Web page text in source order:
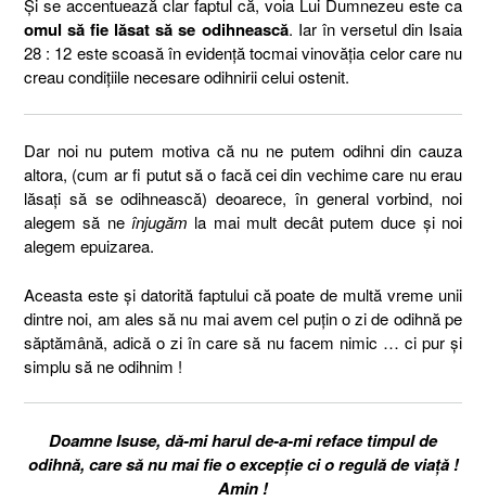
Și se accentuează clar faptul că, voia Lui Dumnezeu este ca
omul să fie lăsat să se odihnească. Iar în versetul din Isaia
28 : 12 este scoasă în evidență tocmai vinovăția celor care nu
creau condițiile necesare odihnirii celui ostenit.
Dar noi nu putem motiva că nu ne putem odihni din cauza
altora, (cum ar fi putut să o facă cei din vechime care nu erau
lăsați să se odihnească) deoarece, în general vorbind, noi
alegem să ne înjugăm la mai mult decât putem duce și noi
alegem epuizarea.
Aceasta este și datorită faptului că poate de multă vreme unii
dintre noi, am ales să nu mai avem cel puțin o zi de odihnă pe
săptămână, adică o zi în care să nu facem nimic … ci pur și
simplu să ne odihnim !
Doamne Isuse, dă-mi harul de-a-mi reface timpul de
odihnă, care să nu mai fie o excepție ci o regulă de viață !
Amin !